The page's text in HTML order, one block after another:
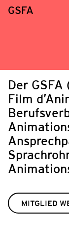
GSFA
Der GSFA
Film
MITGLIED